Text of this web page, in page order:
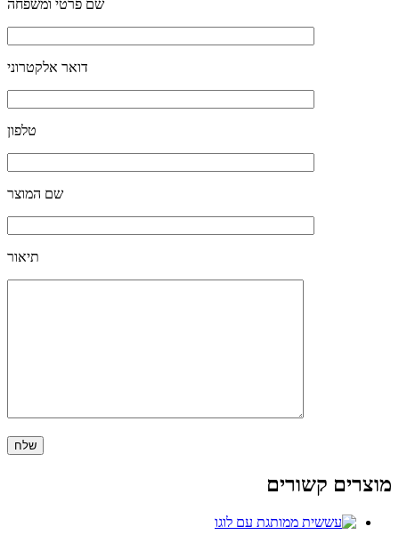
שם פרטי ומשפחה
דואר אלקטרוני
טלפון
שם המוצר
תיאור
מוצרים קשורים